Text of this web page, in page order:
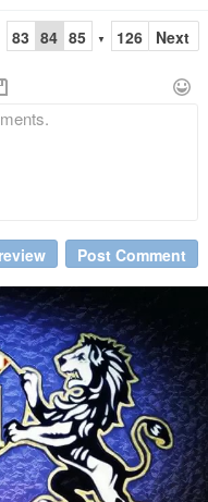
83 84 85 ▼ 126 Next